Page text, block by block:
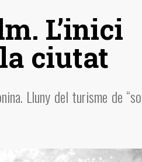
L’inici
ciutat
Lluny del turisme de